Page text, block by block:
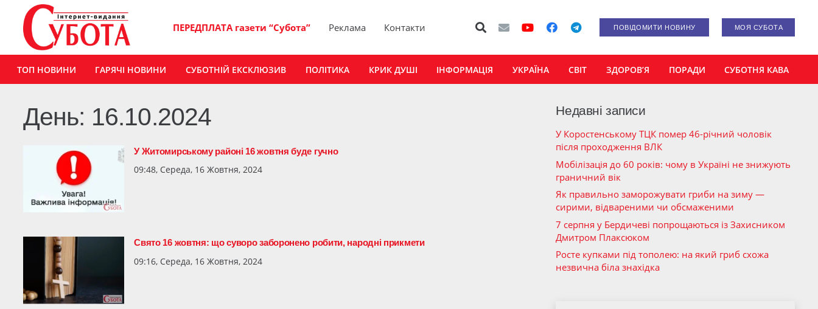
ПЕРЕДПЛАТА газети “Субота” Реклама Контакти ПОВІДОМИТИ НОВИНУ МОЯ СУБОТА
ТОП НОВИНИ ГАРЯЧІ НОВИНИ СУБОТНІЙ ЕКСКЛЮЗИВ ПОЛІТИКА КРИК ДУШІ ІНФОРМАЦІЯ УКРАЇНА СВІТ ЗДОРОВ’Я ПОРАДИ СУБОТНЯ КАВА
День: 16.10.2024
У Житомирському районі 16 жовтня буде гучно
09:48, Середа, 16 Жовтня, 2024
Свято 16 жовтня: що суворо заборонено робити, народні прикмети
09:16, Середа, 16 Жовтня, 2024
Недавні записи
У Коростенському ТЦК помер 46-річний чоловік
після проходження ВЛК
Мобілізація до 60 років: чому в Україні не знижують
граничний вік
Як правильно заморожувати гриби на зиму —
сирими, відвареними чи обсмаженими
7 серпня у Бердичеві попрощаються із Захисником
Дмитром Плаксюком
Росте купками під тополею: на який гриб схожа
незвична біла знахідка